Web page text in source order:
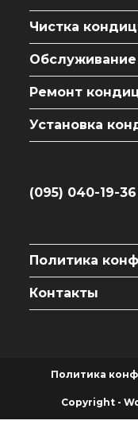
Чистка
Ремонт
Установка
(095) 040-19-36
Политика
Контакты
Политика
Copyright -